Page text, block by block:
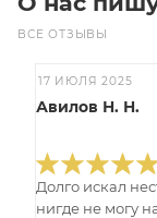
ВСЕ ОТЗЫВЫ
17 ИЮЛЯ 2025
Авилов Н. Н.
Долго искал
нигде не могу